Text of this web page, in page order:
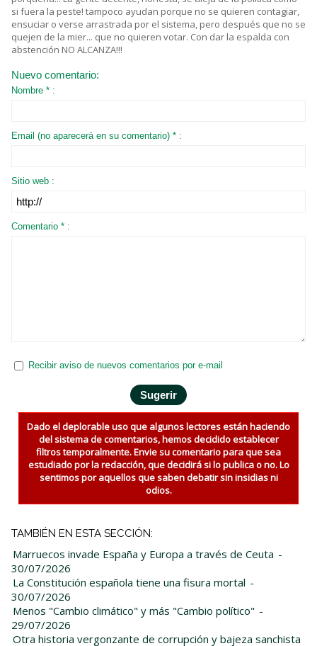
si fuera la peste! tampoco ayudan porque no se quieren contagiar,
ensuciar o verse arrastrada por el sistema, pero después que no se
quejen de la mier... que no quieren votar. Con dar la espalda con
abstención NO ALCANZA!!!
Nuevo comentario:
Nombre * :
Email (no aparecerá en su comentario) * :
Sitio web :
Comentario * :
Recibir aviso de nuevos comentarios por e-mail
Dado el deplorable uso que algunos lectores están haciendo
del sistema de comentarios, hemos decidido establecer
filtros temporalmente. Envie su comentario para que sea
estudiado por la redacción, que decidirá si lo publica o no. Lo
sentimos por aquellos que saben debatir sin insidias ni
odios.
TAMBIÉN EN ESTA SECCIÓN:
Marruecos invade España y Europa a través de Ceuta -
30/07/2026
La Constitución española tiene una fisura mortal -
30/07/2026
Menos "Cambio climático" y más "Cambio político" -
29/07/2026
Otra historia vergonzante de corrupción y bajeza sanchista